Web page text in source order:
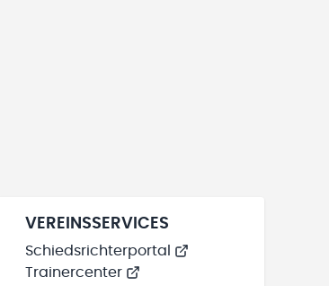
VEREINSSERVICES
Schiedsrichterportal
Trainercenter